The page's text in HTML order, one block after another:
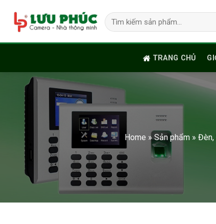
content
Tìm
kiếm:
TRANG CHỦ
Home »Sản phẩm » Đèn,